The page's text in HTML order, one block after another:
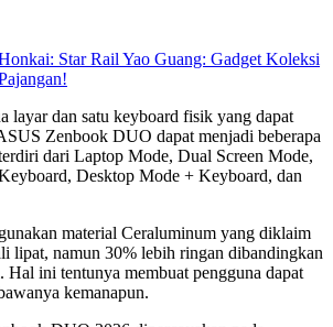
Star Rail Yao Guang: Gadget Koleksi
layar dan satu keyboard fisik yang dapat
Zenbook DUO dapat menjadi beberapa
dari Laptop Mode, Dual Screen Mode,
Desktop Mode + Keyboard, dan
material Ceraluminum yang diklaim
lipat, namun 30% lebih ringan dibandingkan
Hal ini tentunya membuat pengguna dapat
kemanapun.